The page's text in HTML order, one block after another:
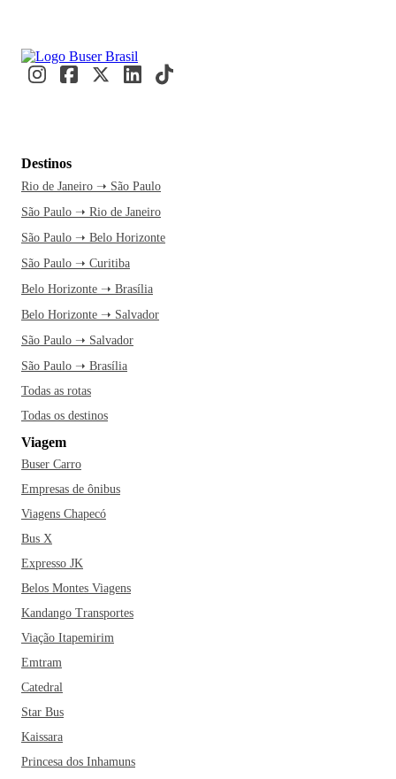
Destinos
Rio de Janeiro ➝ São Paulo
São Paulo ➝ Rio de Janeiro
São Paulo ➝ Belo Horizonte
São Paulo ➝ Curitiba
Belo Horizonte ➝ Brasília
Belo Horizonte ➝ Salvador
São Paulo ➝ Salvador
São Paulo ➝ Brasília
Todas as rotas
Todas os destinos
Viagem
Buser Carro
Empresas de ônibus
Viagens Chapecó
Bus X
Expresso JK
Belos Montes Viagens
Kandango Transportes
Viação Itapemirim
Emtram
Catedral
Star Bus
Kaissara
Princesa dos Inhamuns